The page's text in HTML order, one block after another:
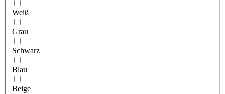
Weiß
Grau
Schwarz
Blau
Beige